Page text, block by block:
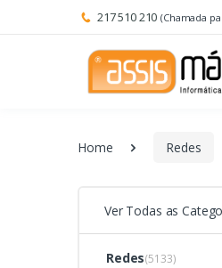
217 510 210 (Chamada
Home Redes
Ver Todas as
Redes(5133)